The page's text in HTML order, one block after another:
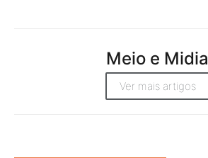
Meio e Midia
Ver mais artigos